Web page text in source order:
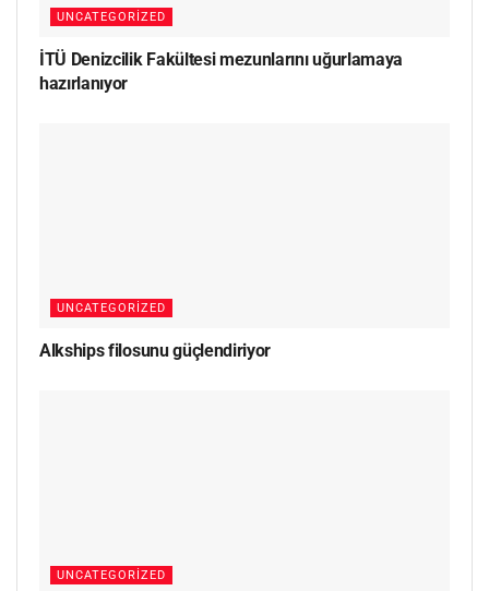
UNCATEGORIZED
İTÜ Denizcilik Fakültesi mezunlarını uğurlamaya
hazırlanıyor
UNCATEGORIZED
Alkships filosunu güçlendiriyor
UNCATEGORIZED